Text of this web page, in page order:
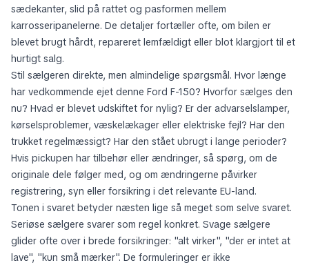
sædekanter, slid på rattet og pasformen mellem
karrosseripanelerne. De detaljer fortæller ofte, om bilen er
blevet brugt hårdt, repareret lemfældigt eller blot klargjort til et
hurtigt salg.
Stil sælgeren direkte, men almindelige spørgsmål. Hvor længe
har vedkommende ejet denne Ford F-150? Hvorfor sælges den
nu? Hvad er blevet udskiftet for nylig? Er der advarselslamper,
kørselsproblemer, væskelækager eller elektriske fejl? Har den
trukket regelmæssigt? Har den stået ubrugt i lange perioder?
Hvis pickupen har tilbehør eller ændringer, så spørg, om de
originale dele følger med, og om ændringerne påvirker
registrering, syn eller forsikring i det relevante EU-land.
Tonen i svaret betyder næsten lige så meget som selve svaret.
Seriøse sælgere svarer som regel konkret. Svage sælgere
glider ofte over i brede forsikringer: "alt virker", "der er intet at
lave", "kun små mærker". De formuleringer er ikke